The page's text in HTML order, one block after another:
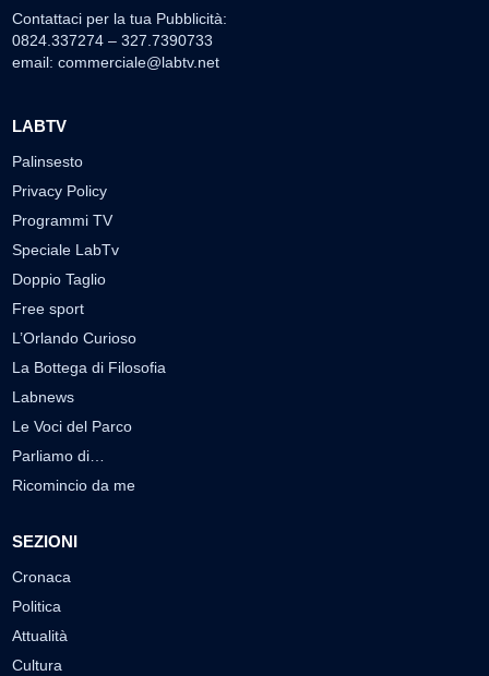
Contattaci per la tua Pubblicità:
0824.337274 – 327.7390733
email: commerciale@labtv.net
LABTV
Palinsesto
Privacy Policy
Programmi TV
Speciale LabTv
Doppio Taglio
Free sport
L’Orlando Curioso
La Bottega di Filosofia
Labnews
Le Voci del Parco
Parliamo di…
Ricomincio da me
SEZIONI
Cronaca
Politica
Attualità
Cultura